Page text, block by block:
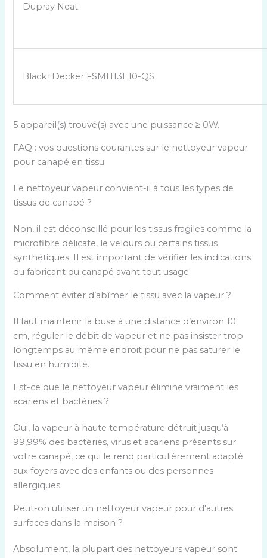
Dupray Neat
Black+Decker FSMH13E10-QS
5 appareil(s) trouvé(s) avec une puissance ≥ 0W.
FAQ : vos questions courantes sur le nettoyeur vapeur
pour canapé en tissu
Le nettoyeur vapeur convient-il à tous les types de
tissus de canapé ?
Non, il est déconseillé pour les tissus fragiles comme la
microfibre délicate, le velours ou certains tissus
synthétiques. Il est important de vérifier les indications
du fabricant du canapé avant tout usage.
Comment éviter d’abîmer le tissu avec la vapeur ?
Il faut maintenir la buse à une distance d’environ 10
cm, réguler le débit de vapeur et ne pas insister trop
longtemps au même endroit pour ne pas saturer le
tissu en humidité.
Est-ce que le nettoyeur vapeur élimine vraiment les
acariens et bactéries ?
Oui, la vapeur à haute température détruit jusqu’à
99,99% des bactéries, virus et acariens présents sur
votre canapé, ce qui le rend particulièrement adapté
aux foyers avec des enfants ou des personnes
allergiques.
Peut-on utiliser un nettoyeur vapeur pour d'autres
surfaces dans la maison ?
Absolument, la plupart des nettoyeurs vapeur sont